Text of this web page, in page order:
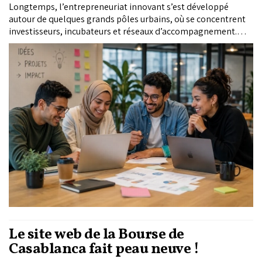
Longtemps, l’entrepreneuriat innovant s’est développé
autour de quelques grands pôles urbains, où se concentrent
investisseurs, incubateurs et réseaux d’accompagnement.
Mais l’essor de l’intelligence artificielle, l’accélération de la
transformation numérique et les nouveaux programmes de
formation pourraient redistribuer les cartes. Pour Ali Kettani,
banquier d’affaires et spécialiste du financement des startups
et des PME au Maroc et en Afrique, la prochaine vague
entrepreneuriale pourrait bien émerger des territoires, à
condition de miser sur les infrastructures, les compétences et
les écosystèmes locaux.
Le site web de la Bourse de
Casablanca fait peau neuve !